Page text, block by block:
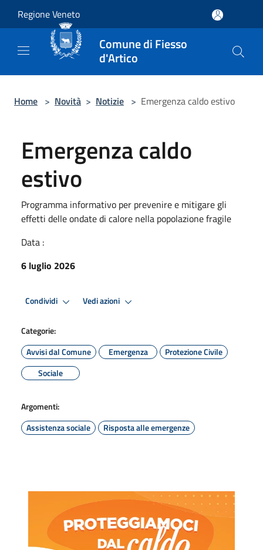
Regione Veneto
Comune di Fiesso
d'Artico
Home > Novità > Notizie > Emergenza caldo estivo
Emergenza caldo
estivo
Programma informativo per prevenire e mitigare gli
effetti delle ondate di calore nella popolazione fragile
Data :
6 luglio 2026
Condividi Vedi azioni
Categorie:
Avvisi dal Comune
Emergenza
Protezione Civile
Sociale
Argomenti:
Assistenza sociale
Risposta alle emergenze